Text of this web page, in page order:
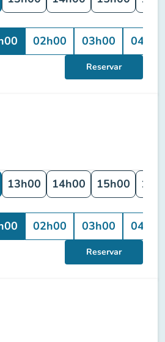
02h00 03h00 04h00
Reservar
13h00 14h00 15h00
02h00 03h00 04h00
Reservar